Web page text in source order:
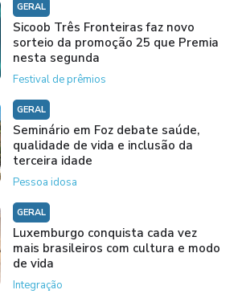
GERAL
Sicoob Três Fronteiras faz novo
sorteio da promoção 25 que Premia
nesta segunda
Festival de prêmios
GERAL
Seminário em Foz debate saúde,
qualidade de vida e inclusão da
terceira idade
Pessoa idosa
GERAL
Luxemburgo conquista cada vez
mais brasileiros com cultura e modo
de vida
Integração